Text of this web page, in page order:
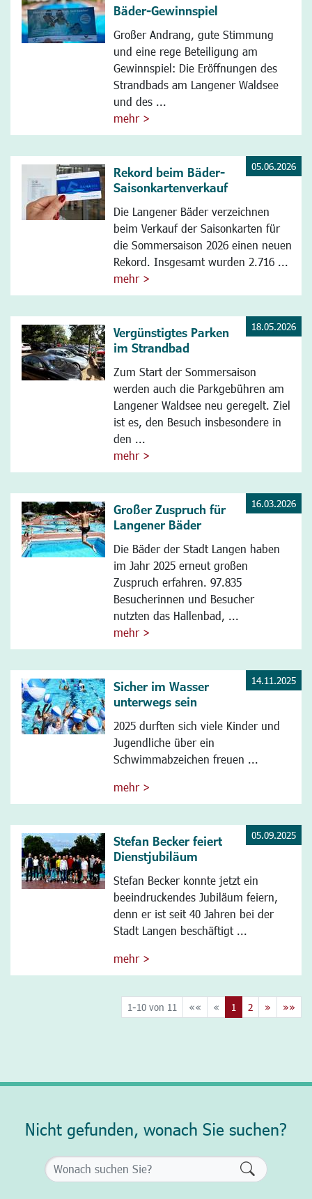
Bäder-Gewinnspiel
Großer Andrang, gute Stimmung
und eine rege Beteiligung am
Gewinnspiel: Die Eröffnungen des
Strandbads am Langener Waldsee
und des ...
mehr >
Rekord beim Bäder-
Saisonkartenverkauf
Die Langener Bäder verzeichnen
beim Verkauf der Saisonkarten für
die Sommersaison 2026 einen neuen
Rekord. Insgesamt wurden 2.716 ...
mehr >
05.06.2026
Vergünstigtes Parken
im Strandbad
Zum Start der Sommersaison
werden auch die Parkgebühren am
Langener Waldsee neu geregelt. Ziel
ist es, den Besuch insbesondere in
den ...
mehr >
18.05.2026
Großer Zuspruch für
Langener Bäder
Die Bäder der Stadt Langen haben
im Jahr 2025 erneut großen
Zuspruch erfahren. 97.835
Besucherinnen und Besucher
nutzten das Hallenbad, ...
mehr >
16.03.2026
Sicher im Wasser
unterwegs sein
2025 durften sich viele Kinder und
Jugendliche über ein
Schwimmabzeichen freuen ...
mehr >
14.11.2025
Stefan Becker feiert
Dienstjubiläum
Stefan Becker konnte jetzt ein
beeindruckendes Jubiläum feiern,
denn er ist seit 40 Jahren bei der
Stadt Langen beschäftigt ...
mehr >
05.09.2025
1-10 von 11 «« « 1 2 » »»
Nicht gefunden, wonach Sie suchen?